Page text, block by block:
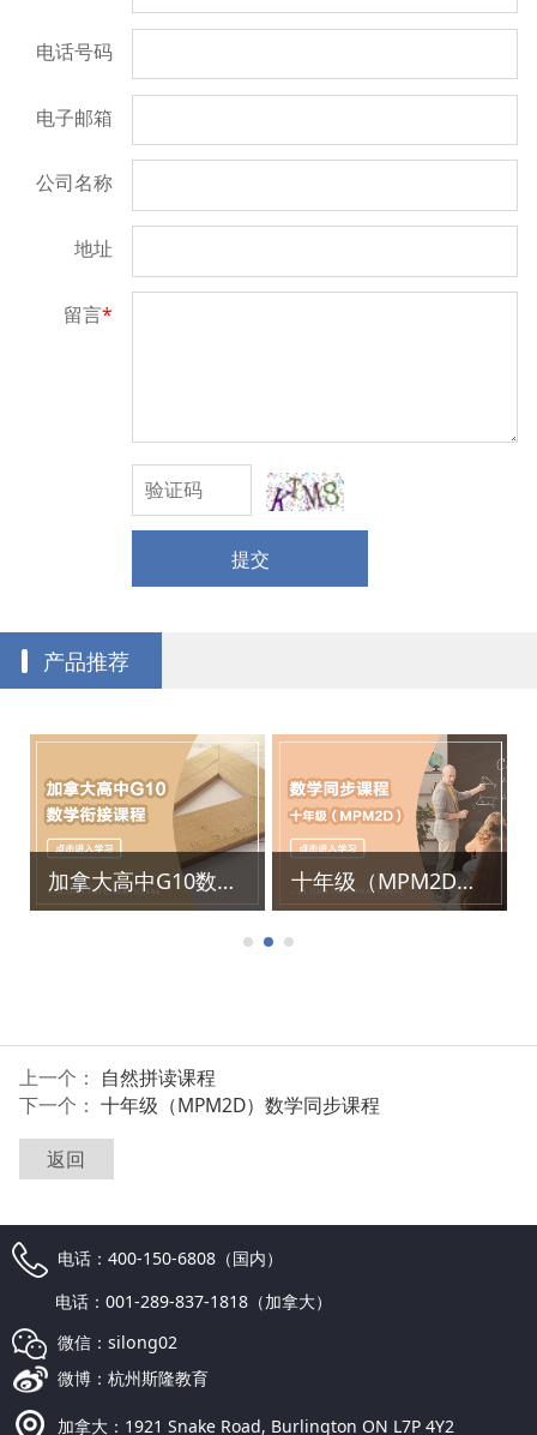
电话号码
电子邮箱
公司名称
地址
留言*
提交
产品推荐
加拿大高中G10数学衔接课 十年级（MPM2D）数学同步课程
上一个： 自然拼读课程
下一个： 十年级（MPM2D）数学同步课程
返回
电话：400-150-6808（国内）
电话：001-289-837-1818（加拿大）
微信：silong02
微博：杭州斯隆教育
加拿大：1921 Snake Road, Burlington ON L7P 4Y2